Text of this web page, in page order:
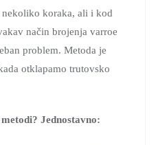
koraka, ali i kod
način brojenja varroe
problem. Metoda je
otklapamo trutovsko
Jednostavno: